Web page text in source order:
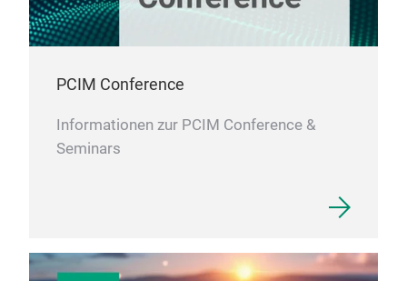
PCIM Conference
Informationen zur PCIM Conference &
Seminars